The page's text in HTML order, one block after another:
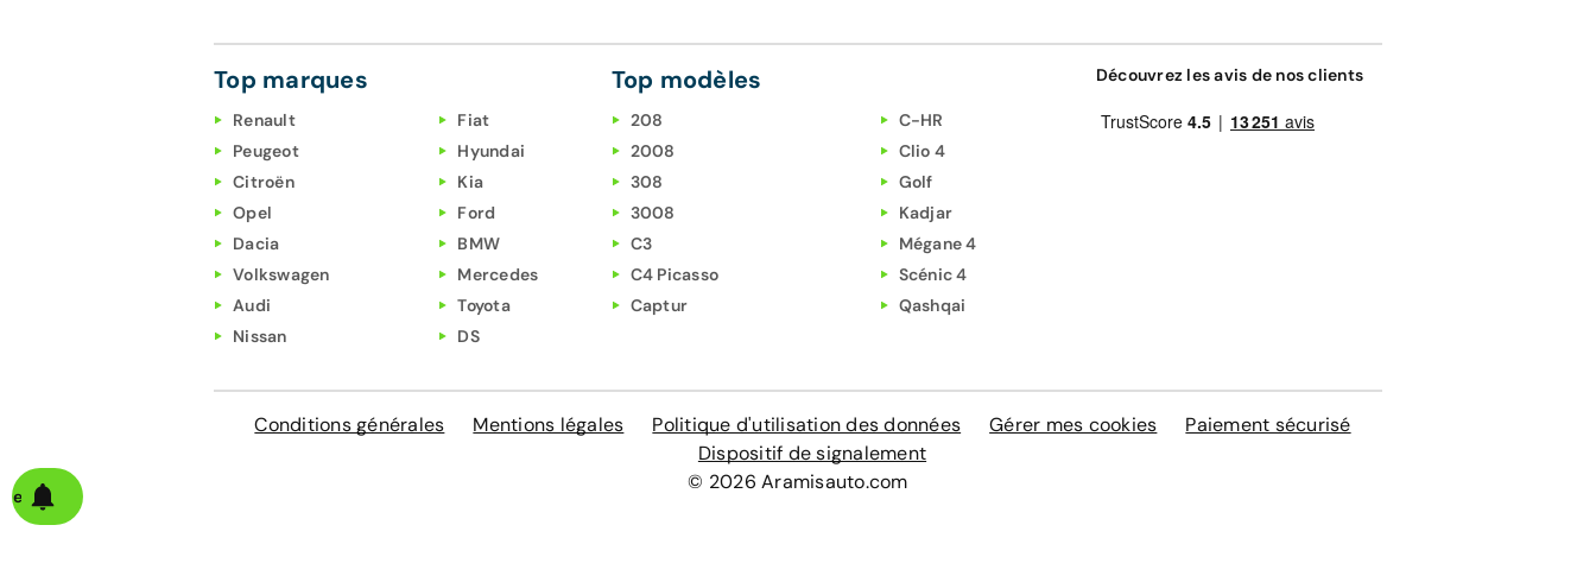
Top marques
Renault
Peugeot
Citroën
Opel
Dacia
Volkswagen
Audi
Nissan
Fiat
Hyundai
Kia
Ford
BMW
Mercedes
Toyota
DS
Top modèles
208
2008
308
3008
C3
C4 Picasso
Captur
C-HR
Clio 4
Golf
Kadjar
Mégane 4
Scénic 4
Qashqai
Découvrez les avis de nos clients
Conditions générales Mentions légales Politique d'utilisation des données Gérer mes cookies
Paiement sécurisé
Dispositif de signalement
© 2026 Aramisauto.com